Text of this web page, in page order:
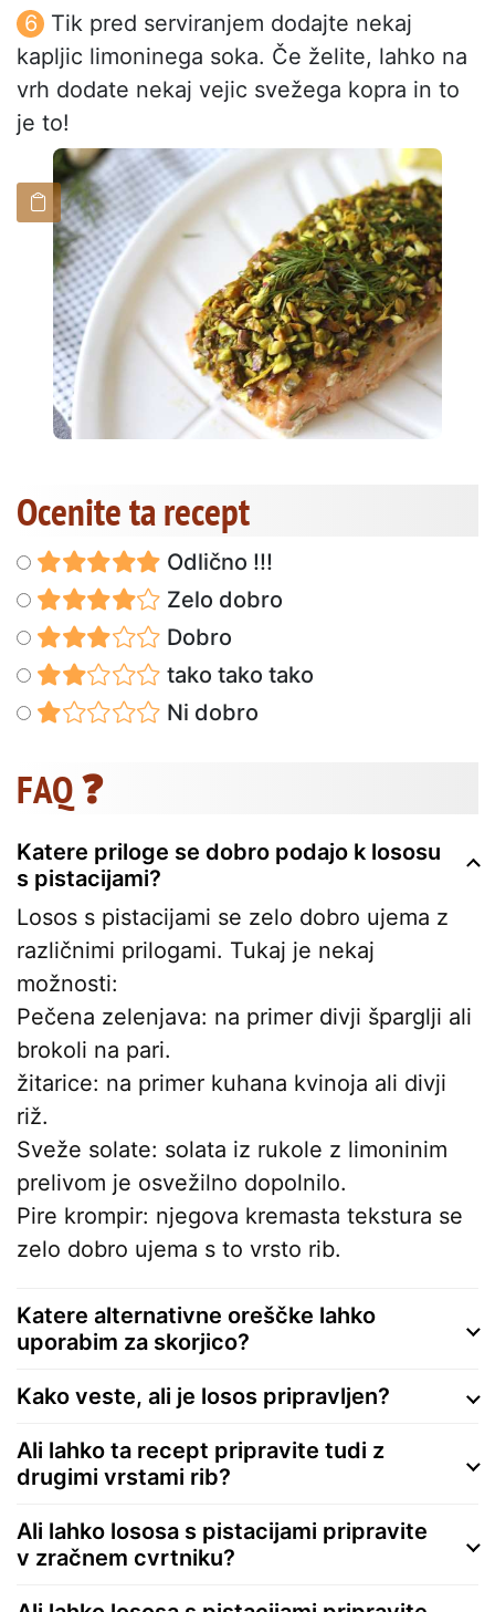
Tik pred serviranjem dodajte nekaj
kapljic limoninega soka. Če želite, lahko na
vrh dodate nekaj vejic svežega kopra in to
je to!
Ocenite ta recept
Odlično !!!
Zelo dobro
Dobro
tako tako tako
Ni dobro
FAQ ❓
Katere priloge se dobro podajo k lososu
s pistacijami?
Losos s pistacijami se zelo dobro ujema z
različnimi prilogami. Tukaj je nekaj
možnosti:
Pečena zelenjava: na primer divji šparglji ali
brokoli na pari.
žitarice: na primer kuhana kvinoja ali divji
riž.
Sveže solate: solata iz rukole z limoninim
prelivom je osvežilno dopolnilo.
Pire krompir: njegova kremasta tekstura se
zelo dobro ujema s to vrsto rib.
Katere alternativne oreščke lahko
uporabim za skorjico?
Kako veste, ali je losos pripravljen?
Ali lahko ta recept pripravite tudi z
drugimi vrstami rib?
Ali lahko lososa s pistacijami pripravite
v zračnem cvrtniku?